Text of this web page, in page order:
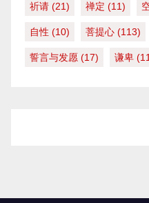
祈请 (21) 禅定 (11)
自性 (10) 菩提心 (113)
誓言与发愿 (17) 谦卑